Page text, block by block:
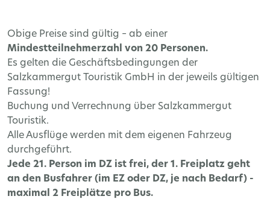
Obige Preise sind gültig – ab einer
Mindestteilnehmerzahl von 20 Personen.
Es gelten die Geschäftsbedingungen der
Salzkammergut Touristik GmbH in der jeweils gültigen
Fassung!
Buchung und Verrechnung über Salzkammergut
Touristik.
Alle Ausflüge werden mit dem eigenen Fahrzeug
durchgeführt.
Jede 21. Person im DZ ist frei, der 1. Freiplatz geht
an den Busfahrer (im EZ oder DZ, je nach Bedarf) -
maximal 2 Freiplätze pro Bus.